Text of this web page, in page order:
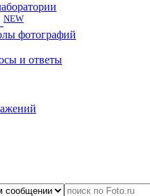
NEW
фотографий
и ответы